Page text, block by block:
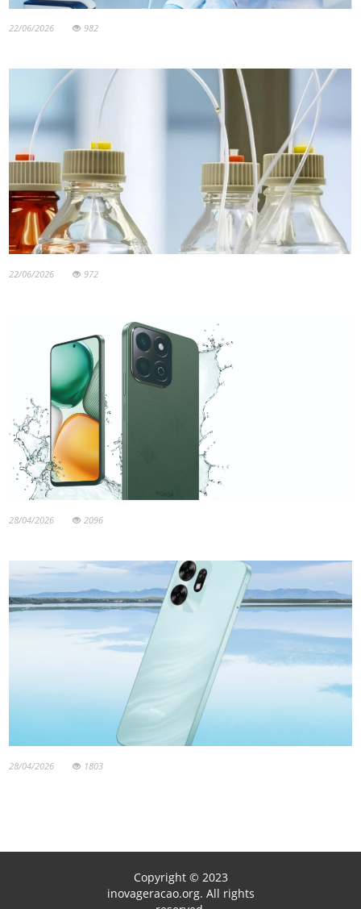
22/06/2026 982
22/06/2026 972
28/04/2026 2096
28/04/2026 1803
Copyright © 2023
inovageracao.org. All rights